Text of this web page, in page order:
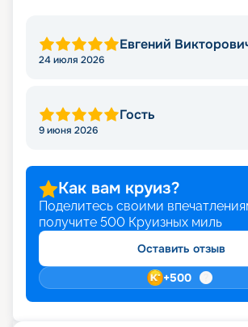
Евгений
24 июля 2026
Гость
9 июня 2026
Как вам круиз?
Поделитесь своими
получите 500 Круизных миль
Оставить отзыв
+500